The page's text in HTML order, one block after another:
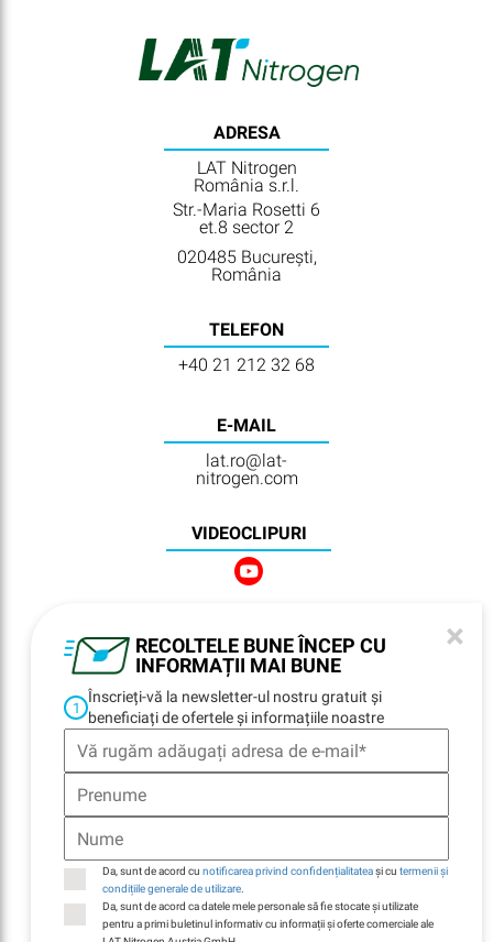
RECOLTELE BUNE ÎNCEP CU
INFORMAȚII MAI BUNE
×
1
Înscrieți-vă la newsletter-ul nostru gratuit și
beneficiați de ofertele și informațiile noastre
Da, sunt de acord cu notificarea privind confidențialitateași cu termenii și
condițiile generale de utilizare
Da, sunt de acord ca datele mele personale să fie stocate și utilizate
pentru a primi buletinul informativ cu informații și oferte comerciale ale
ADRESA
LAT Nitrogen
România s.r.l.
Str.-Maria Rosetti 6
et.8 sector 2
020485 București,
România
TELEFON
+40 21 212 32 68
E-MAIL
lat.ro@lat-
nitrogen.com
VIDEOCLIPURI
NEWSLETTER
REGISTRATION
NAVIGARE
Locații
E-Billing
Durabilitate
Companie